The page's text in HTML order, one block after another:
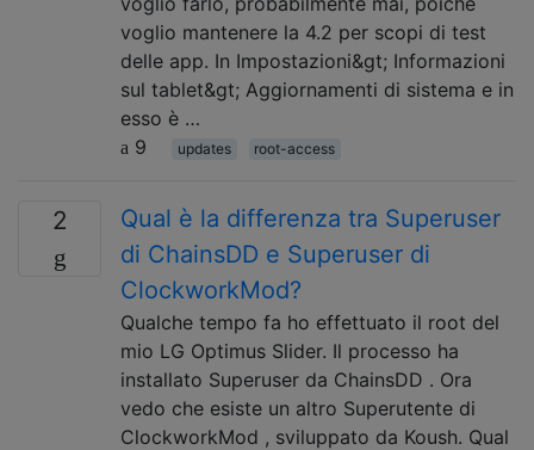
voglio mantenere la 4.2 per scopi di test
delle app. In Impostazioni&gt; Informazioni
sul tablet&gt; Aggiornamenti di sistema e in
esso è …
9
updates root-access
2
Qual è la differenza tra Superuser
di ChainsDD e Superuser di
ClockworkMod?
Qualche tempo fa ho effettuato il root del
mio LG Optimus Slider. Il processo ha
installato Superuser da ChainsDD . Ora
vedo che esiste un altro Superutente di
ClockworkMod , sviluppato da Koush. Qual